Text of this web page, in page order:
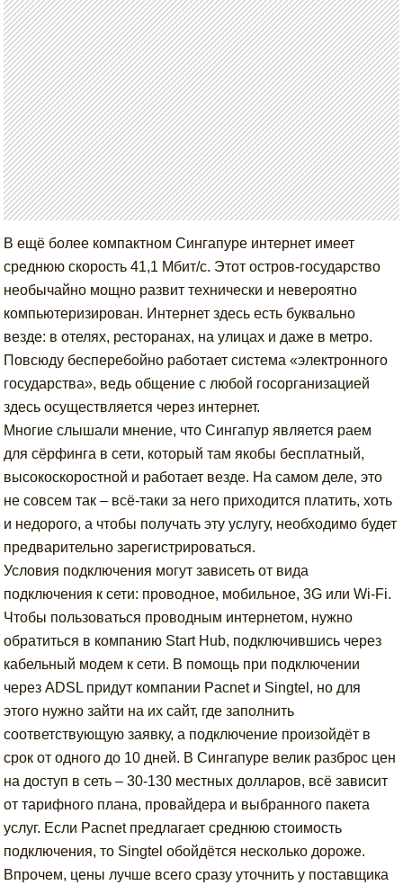
В ещё более компактном Сингапуре интернет имеет
среднюю скорость 41,1 Мбит/с. Этот остров-государство
необычайно мощно развит технически и невероятно
компьютеризирован. Интернет здесь есть буквально
везде: в отелях, ресторанах, на улицах и даже в метро.
Повсюду бесперебойно работает система «электронного
государства», ведь общение с любой госорганизацией
здесь осуществляется через интернет.
Многие слышали мнение, что Сингапур является раем
для сёрфинга в сети, который там якобы бесплатный,
высокоскоростной и работает везде. На самом деле, это
не совсем так – всё-таки за него приходится платить, хоть
и недорого, а чтобы получать эту услугу, необходимо будет
предварительно зарегистрироваться.
Условия подключения могут зависеть от вида
подключения к сети: проводное, мобильное, 3G или Wi-Fi.
Чтобы пользоваться проводным интернетом, нужно
обратиться в компанию Start Hub, подключившись через
кабельный модем к сети. В помощь при подключении
через ADSL придут компании Pacnet и Singtel, но для
этого нужно зайти на их сайт, где заполнить
соответствующую заявку, а подключение произойдёт в
срок от одного до 10 дней. В Сингапуре велик разброс цен
на доступ в сеть – 30-130 местных долларов, всё зависит
от тарифного плана, провайдера и выбранного пакета
услуг. Если Pacnet предлагает среднюю стоимость
подключения, то Singtel обойдётся несколько дороже.
Впрочем, цены лучше всего сразу уточнить у поставщика